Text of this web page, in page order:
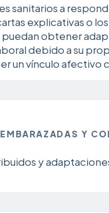
sanitarios a
explicativas o
obtener
debido a su
un vínculo afectivo
Y
y